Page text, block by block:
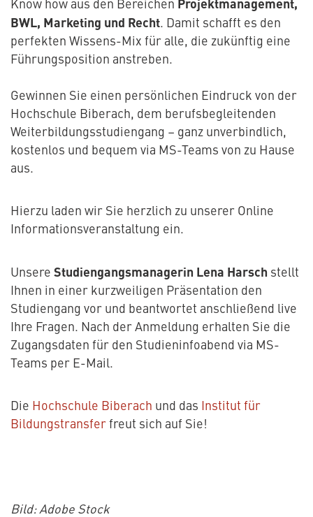
BWL, Marketing und Recht. Damit schafft es den
perfekten Wissens-Mix für alle, die zukünftig eine
Führungsposition anstreben.
Gewinnen Sie einen persönlichen Eindruck von der
Hochschule Biberach, dem berufsbegleitenden
Weiterbildungsstudiengang – ganz unverbindlich,
kostenlos und bequem via MS-Teams von zu Hause
aus.
Hierzu laden wir Sie herzlich zu unserer Online
Informationsveranstaltung ein.
Unsere Studiengangsmanagerin Lena Harsch stellt
Ihnen in einer kurzweiligen Präsentation den
Studiengang vor und beantwortet anschließend live
Ihre Fragen. Nach der Anmeldung erhalten Sie die
Zugangsdaten für den Studieninfoabend via MS-
Teams per E-Mail.
Die Hochschule Biberach und das Institut für
Bildungstransferfreut sich auf Sie!
Bild: Adobe Stock